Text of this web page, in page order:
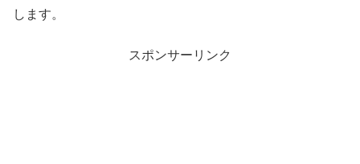
します。
スポンサーリンク